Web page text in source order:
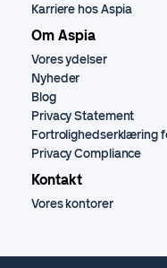
Karriere hos Aspia
Om Aspia
Vores ydelser
Nyheder
Blog
Privacy Statement
Fortrolighedserklæring
Privacy Compliance
Kontakt
Vores kontorer